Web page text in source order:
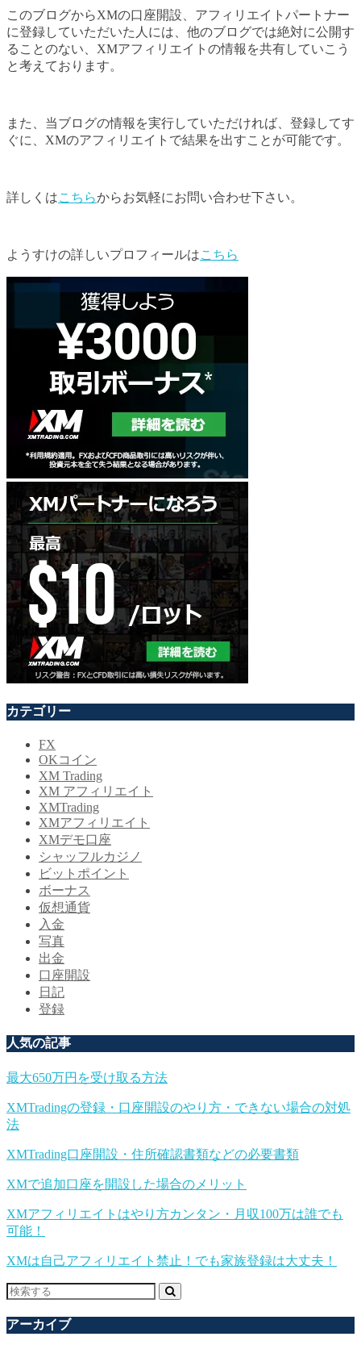
このブログからXMの口座開設、アフィリエイトパートナー
に登録していただいた人には、他のブログでは絶対に公開す
ることのない、XMアフィリエイトの情報を共有していこう
と考えております。
また、当ブログの情報を実行していただければ、登録してす
ぐに、XMのアフィリエイトで結果を出すことが可能です。
詳しくはこちらからお気軽にお問い合わせ下さい。
ようすけの詳しいプロフィールはこちら
カテゴリー
FX
OKコイン
XM Trading
XM アフィリエイト
XMTrading
XMアフィリエイト
XMデモ口座
シャッフルカジノ
ビットポイント
ボーナス
仮想通貨
入金
写真
出金
口座開設
日記
登録
人気の記事
最大650万円を受け取る方法
XMTradingの登録・口座開設のやり方・できない場合の対処
法
XMTrading口座開設・住所確認書類などの必要書類
XMで追加口座を開設した場合のメリット
XMアフィリエイトはやり方カンタン・月収100万は誰でも
可能！
XMは自己アフィリエイト禁止！でも家族登録は大丈夫！
アーカイブ